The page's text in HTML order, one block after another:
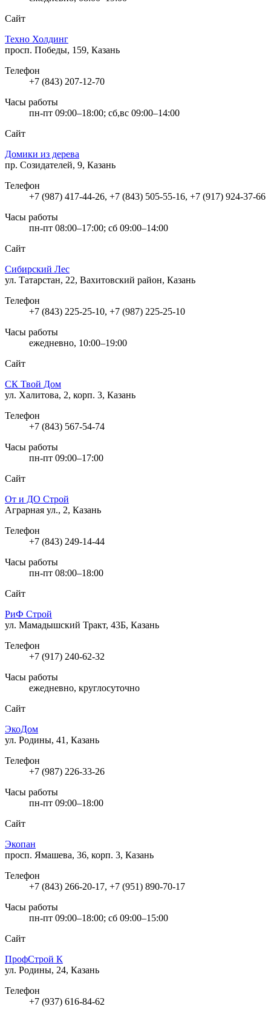
Сайт
Техно Холдинг
просп. Победы, 159, Казань
Телефон
+7 (843) 207-12-70
Часы работы
пн-пт 09:00–18:00; сб,вс 09:00–14:00
Сайт
Домики из дерева
пр. Созидателей, 9, Казань
Телефон
+7 (987) 417-44-26, +7 (843) 505-55-16, +7 (917) 924-37-66
Часы работы
пн-пт 08:00–17:00; сб 09:00–14:00
Сайт
Сибирский Лес
ул. Татарстан, 22, Вахитовский район, Казань
Телефон
+7 (843) 225-25-10, +7 (987) 225-25-10
Часы работы
ежедневно, 10:00–19:00
Сайт
СК Твой Дом
ул. Халитова, 2, корп. 3, Казань
Телефон
+7 (843) 567-54-74
Часы работы
пн-пт 09:00–17:00
Сайт
От и ДО Строй
Аграрная ул., 2, Казань
Телефон
+7 (843) 249-14-44
Часы работы
пн-пт 08:00–18:00
Сайт
РиФ Строй
ул. Мамадышский Тракт, 43Б, Казань
Телефон
+7 (917) 240-62-32
Часы работы
ежедневно, круглосуточно
Сайт
ЭкоДом
ул. Родины, 41, Казань
Телефон
+7 (987) 226-33-26
Часы работы
пн-пт 09:00–18:00
Сайт
Экопан
просп. Ямашева, 36, корп. 3, Казань
Телефон
+7 (843) 266-20-17, +7 (951) 890-70-17
Часы работы
пн-пт 09:00–18:00; сб 09:00–15:00
Сайт
ПрофСтрой К
ул. Родины, 24, Казань
Телефон
+7 (937) 616-84-62